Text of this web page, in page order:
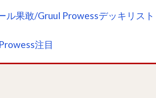
果敢/Gruul Prowessデッキリスト
注目